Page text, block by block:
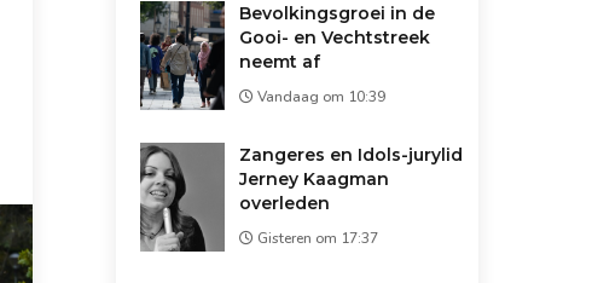
Bevolkingsgroei in de
Gooi- en Vechtstreek
neemt af
Vandaag om 10:39
Zangeres en Idols-jurylid
Jerney Kaagman
overleden
Gisteren om 17:37